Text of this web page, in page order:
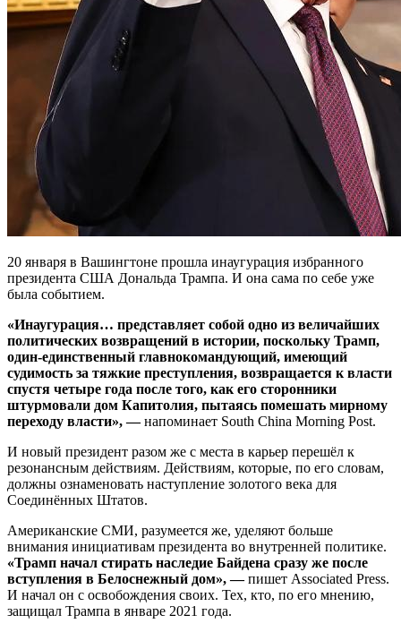
20 января в Вашингтоне прошла инаугурация избранного
президента США Дональда Трампа. И она сама по себе уже
была событием.
«Инаугурация… представляет собой одно из величайших
политических возвращений в истории, поскольку Трамп,
один-единственный главнокомандующий, имеющий
судимость за тяжкие преступления, возвращается к власти
спустя четыре года после того, как его сторонники
штурмовали дом Капитолия, пытаясь помешать мирному
переходу власти», —напоминает South China Morning Post.
И новый президент разом же с места в карьер перешёл к
резонансным действиям. Действиям, которые, по его словам,
должны ознаменовать наступление золотого века для
Соединённых Штатов.
Американские СМИ, разумеется же, уделяют больше
внимания инициативам президента во внутренней политике.
«Трамп начал стирать наследие Байдена сразу же после
вступления в Белоснежный дом», —пишет Associated Press.
И начал он с освобождения своих. Тех, кто, по его мнению,
защищал Трампа в январе 2021 года.